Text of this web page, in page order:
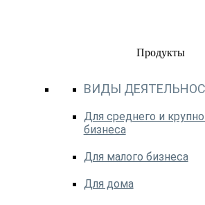
Продукты
ВИДЫ
Для среднего и
бизнеса
Для малого бизнеса
Для дома